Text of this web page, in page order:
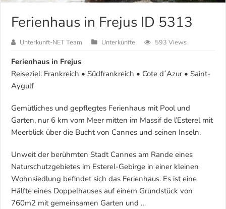
Ferienhaus in Frejus ID 5313
Unterkunft-NET Team Unterkünfte 593 Views
Ferienhaus in Frejus
Reiseziel: Frankreich • Südfrankreich • Cote d´Azur • Saint-
Aygulf
Gemütliches und gepflegtes Ferienhaus mit Pool und
Garten, nur 6 km vom Meer mitten im Massif de l’Esterel mit
Meerblick über die Bucht von Cannes und seinen Inseln.
Unweit der berühmten Stadt Cannes am Rande eines
Naturschutzgebietes im Esterel-Gebirge in einer kleinen
Wohnsiedlung befindet sich das Ferienhaus. Es ist eine
Hälfte eines Doppelhauses auf einem Grundstück von
760m2 mit gemeinsamen Garten und …